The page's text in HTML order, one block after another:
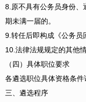
8.原不具有公务员身份、
期未满一届的。
9.转任后即构成《公务员
10.法律法规规定的其他情
（四）具体职位要求
各遴选职位具体资格条件
三、遴选程序